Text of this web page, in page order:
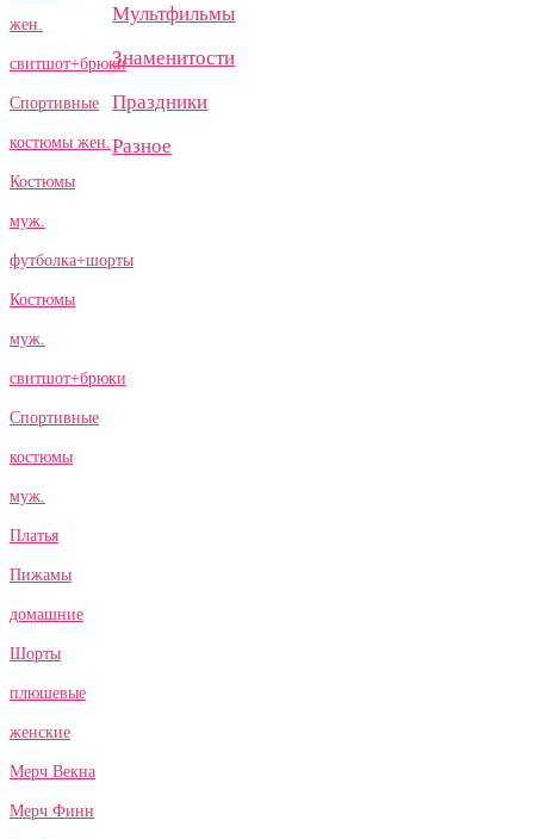
жен.
свитшот+брюки
Спортивные
костюмы жен.
Костюмы
муж.
футболка+шорты
Костюмы
муж.
свитшот+брюки
Спортивные
костюмы
муж.
Платья
Пижамы
домашние
Шорты
плюшевые
женские
Мерч Векна
Мерч Финн
Мультфильмы
Знаменитости
Праздники
Разное